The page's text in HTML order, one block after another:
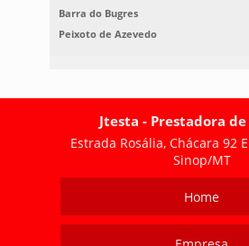
Barra do Bugres
Peixoto de Azevedo
Jtesta - Prestadora
Estrada Rosália, Chácara 92
Sinop/MT
Home